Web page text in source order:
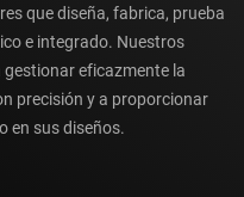
que diseña, fabrica, prueba
e integrado. Nuestros
eficazmente la
precisión y a proporcionar
en sus diseños.